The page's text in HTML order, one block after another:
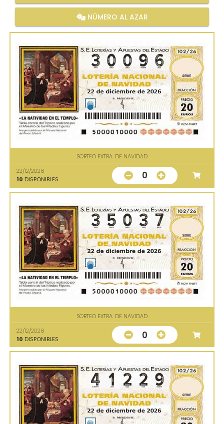
NÚMERO AL AZAR
SORTEO EXTRA. DE NAVIDAD
22/12/2026
10 DISPONIBLES 0
SORTEO EXTRA. DE NAVIDAD
22/12/2026
10 DISPONIBLES 0